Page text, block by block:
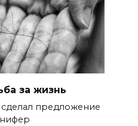
за жизнь
предложение